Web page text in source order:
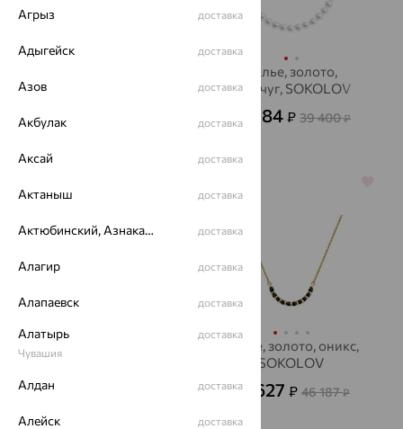
13 896
Колье, золото,
жемчуг, SOKOLOV
14 184₽ 39 400₽
Колье, золото, гранат,
Колье, золото, оникс,
SOKOLOV
16 627₽ 46 187₽
Агрыз доставка
Адыгейск доставка
Азов доставка
Акбулак доставка
Аксай доставка
Актаныш доставка
Актюбинский, Азнакаевский район доставка
Алагир доставка
Алапаевск доставка
Алатырь
Чувашия
доставка
Алдан доставка
Алейск доставка